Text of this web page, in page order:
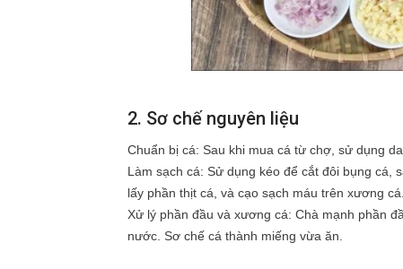
2. Sơ chế nguyên liệu
Chuẩn bị cá: Sau khi mua cá từ chợ, sử dụng
Làm sạch cá: Sử dụng kéo để cắt đôi bụng cá,
lấy phần thịt cá, và cạo sạch máu trên xương cá.
Xử lý phần đầu và xương cá: Chà mạnh phần
nước. Sơ chế cá thành miếng vừa ăn.